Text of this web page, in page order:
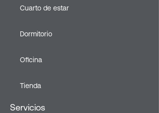
Cuarto de estar
Dormitorio
Oficina
Tienda
Servicios